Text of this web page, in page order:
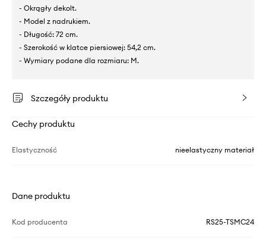
- Okrągły dekolt.
- Model z nadrukiem.
- Długość: 72 cm.
- Szerokość w klatce piersiowej: 54,2 cm.
- Wymiary podane dla rozmiaru: M.
Szczegóły produktu
Cechy produktu
Elastyczność nieelastyczny materiał
Dane produktu
Kod producenta RS25-TSMC24